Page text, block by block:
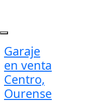
Garaje
en venta
Centro,
Ourense